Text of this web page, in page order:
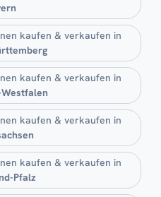
kaufen & verkaufen in
kaufen & verkaufen in
kaufen & verkaufen in
kaufen & verkaufen in
Pfalz